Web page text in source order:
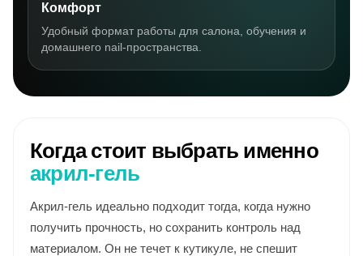
Комфорт
Удобный формат работы для салона, обучения и
домашнего nail-пространства.
Когда стоит выбрать именно
акрил-гель
Акрил-гель идеально подходит тогда, когда нужно
получить прочность, но сохранить контроль над
материалом. Он не течет к кутикуле, не спешит